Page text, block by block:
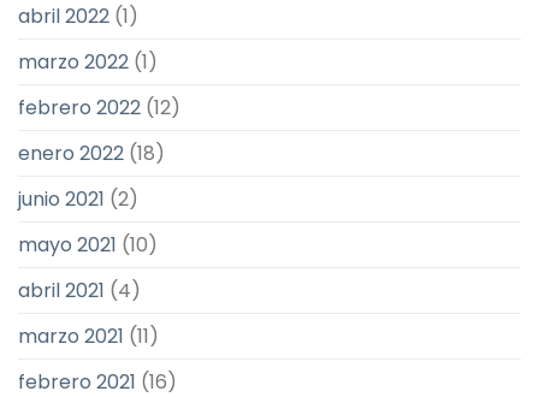
abril 2022 (1)
marzo 2022 (1)
febrero 2022 (12)
enero 2022 (18)
junio 2021 (2)
mayo 2021 (10)
abril 2021 (4)
marzo 2021 (11)
febrero 2021 (16)